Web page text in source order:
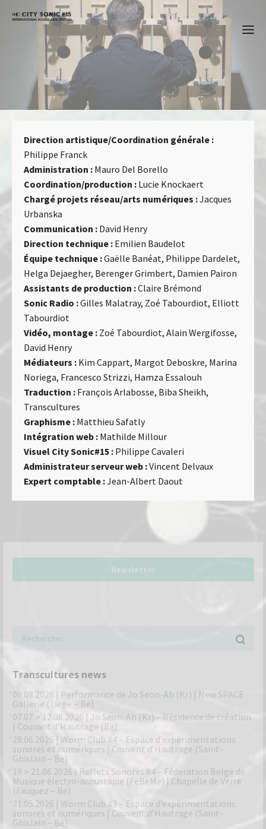
Direction artistique/Coordination générale :
Philippe Franck
Administration : Mauro Del Borello
Coordination/production : Lucie Knockaert
Chargé projets réseau/arts numériques :Jacques
Urbanska
Communication : David Henry
Direction technique : Emilien Baudelot
Équipe technique :Gaëlle Banéat, Philippe Dardelet,
Helga Dejaegher, Berenger Grimbert, Damien Pairon
Assistants de production :Claire Brémond
Sonic Radio :Gilles Malatray, Zoé Tabourdiot, Elliott
Tabourdiot
Vidéo, montage : Zoé Tabourdiot, Alain Wergifosse,
David Henry
Médiateurs : Kim Cappart, Margot Deboskre, Marina
Noriega, Francesco Strizzi, Hamza Essalouh
Traduction : François Arlabosse, Biba Sheikh,
Transcultures
Graphisme : Matthieu Safatly
Intégration web : Mathilde Millour
Visuel City Sonic#15 : Philippe Cavaleri
Administrateur serveur web :Vincent Delvaux
Expert comptable :Jean-Albert Daout
Newsletter
Transcultures news
09.08.2026 | Performance de Jo Seon-Ah (Kr) | New SPACE
Gallerie (Liège – Be)
07.07 > 12.08.2026 | Jo Seon-Ah (Kr) – Résidence de création
| Couvant d’Hautrage (Be)
28.06.2026 | Worm Club #4 – Espace d’expérimentations
sonores et numériques | Couvent d’Hautrage (Saint-
Ghislain – Be)
19 > 21.06.2026 l Reflets Sonores #4 – Fédération Belge de
Musique électro-acoustique (FeBeMe) | Chapelle de Verre
(Fauquez – Be)
31.05.2026 | Worm Club #3 – Espace d’expérimentations
sonores et numériques | Couvent d’Hautrage (Saint-
Ghislain – Be)